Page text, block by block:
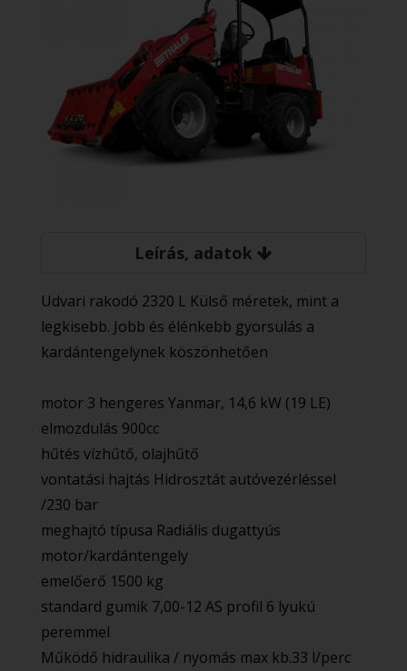
Leírás, adatok
Udvari rakodó 2320 L Külső méretek, mint a
legkisebb. Jobb és élénkebb gyorsulás a
kardántengelynek köszönhetően
motor 3 hengeres Yanmar, 14,6 kW (19 LE)
elmozdulás 900cc
hűtés vízhűtő, olajhűtő
vontatási hajtás Hidrosztát autóvezérléssel
/230 bar
meghajtó típusa Radiális dugattyús
motor/kardántengely
emelőerő 1500 kg
standard gumik 7,00-12 AS profil 6 lyukú
peremmel
Működő hidraulika / nyomás max kb.33 l/perc